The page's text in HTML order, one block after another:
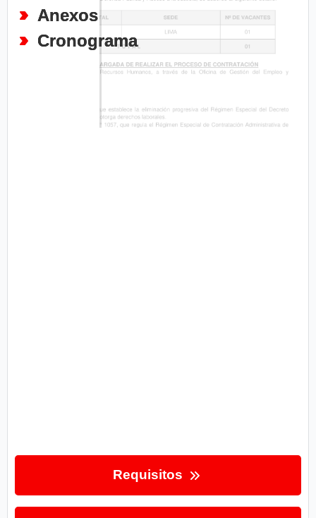
Anexos
Cronograma
Requisitos